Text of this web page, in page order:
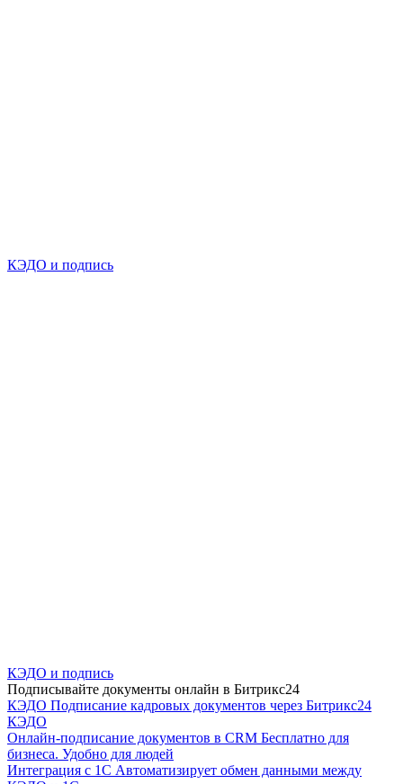
КЭДО и подпись
КЭДО и подпись
Подписывайте документы онлайн в Битрикс24
КЭДО Подписание кадровых документов через Битрикс24
КЭДО
Онлайн-подписание документов в CRM Бесплатно для
бизнеса. Удобно для людей
Интеграция с 1С Автоматизирует обмен данными между